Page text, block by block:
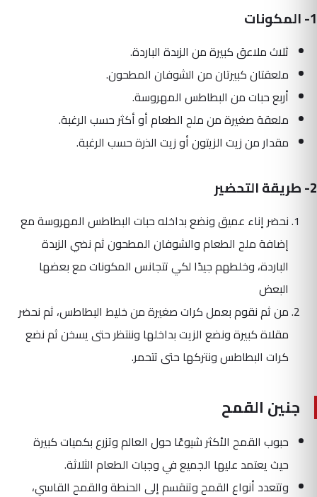
1- المكونات
ثلاث ملاعق كبيرة من الزبدة الباردة.
ملعقتان كبيرتان من الشوفان المطحون.
أربع حبات من البطاطس المهروسة.
ملعقة صغيرة من ملح الطعام أو أكثر حسب الرغبة.
مقدار من زيت الزيتون أو زيت الذرة حسب الرغبة.
2- طريقة التحضير
نحضر إناء عميق ونضع بداخله حبات البطاطس المهروسة مع
إضافة ملح الطعام والشوفان المطحون ثم نضي الزبدة
الباردة، وخلطهم جيدًا لكي تتجانس المكونات مع بعضها
البعض
من ثم نقوم بعمل كرات صغيرة من خليط البطاطس، ثم نحضر
مقلاة كبيرة ونضع الزيت بداخلها وننتظر حتى يسخن ثم نضع
كرات البطاطس ونتركها حتى تتحمر.
جنين القمح
حبوب القمح الأكثر شيوعًا حول العالم وتزرع بكميات كبيرة
حيث يعتمد عليها الجميع في وجبات الطعام الثلاثة.
وتتعدد أنواع القمح وتنقسم إلى الحنطة والقمح القاسي،